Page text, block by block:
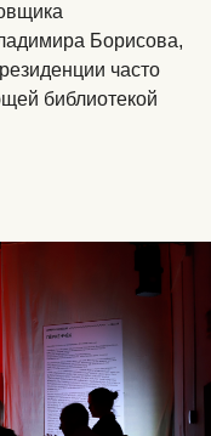
Борисова,
часто
библиотекой